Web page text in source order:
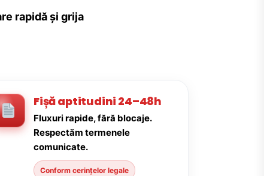
rapidă și grija
Fișă aptitudini 24–48h
Fluxuri rapide, fără blocaje.
Respectăm termenele
comunicate.
Conform cerințelor legale